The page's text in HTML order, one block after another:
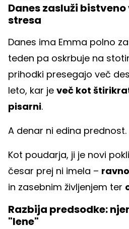
Danes zasluži bistveno
stresa
Danes ima Emma polno
teden pa oskrbuje na
prihodki presegajo več
leto, kar je več kot
pisarni.
A denar ni edina prednost.
Kot poudarja, ji je novi
česar prej ni imela –
in zasebnim življenjem ter
Razbija predsodke:
"lene"